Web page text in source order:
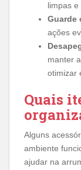
limpas e
Guarde
ações
manter
otimizar
Quais
Alguns
ambiente
ajudar na